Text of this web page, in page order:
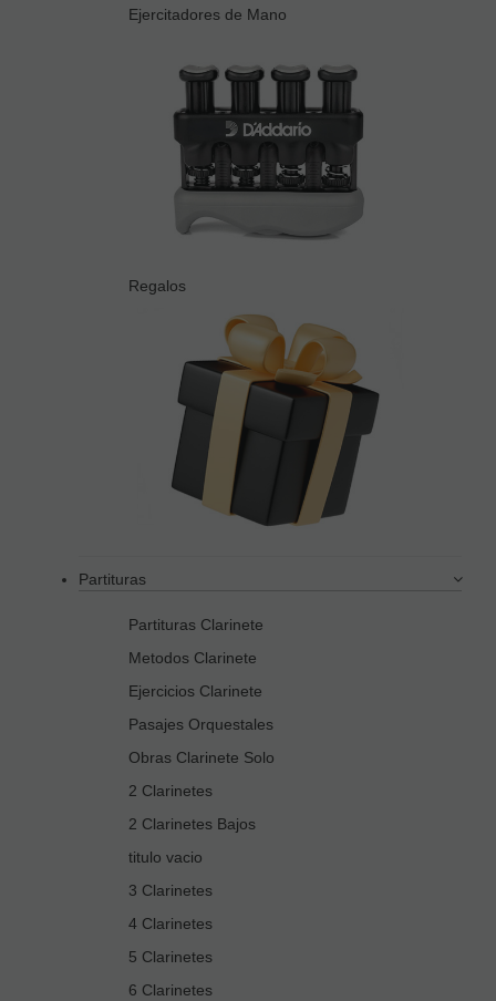
Ejercitadores de Mano
Regalos
Partituras
Partituras Clarinete
Metodos Clarinete
Ejercicios Clarinete
Pasajes Orquestales
Obras Clarinete Solo
2 Clarinetes
2 Clarinetes Bajos
titulo vacio
3 Clarinetes
4 Clarinetes
5 Clarinetes
6 Clarinetes